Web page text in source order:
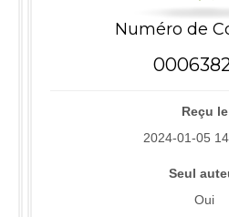
Numéro de
Reçu le
2024-01-05
Seul
Oui